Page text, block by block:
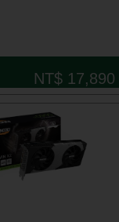
NT$ 17,890